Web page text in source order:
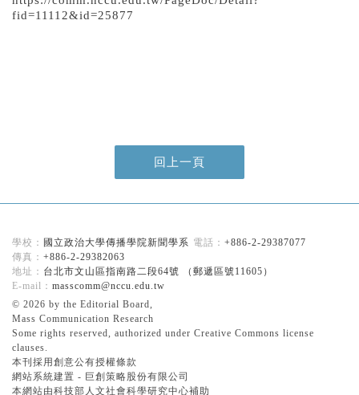
fid=11112&id=25877
回上一頁
國立政治大學傳播學院新聞學系
+886-2-29387077
+886-2-29382063
台北市文山區指南路二段64號 （郵遞區號11605）
masscomm@nccu.edu.tw
© 2026 by the Editorial Board,
Mass Communication Research
Some rights reserved, authorized under Creative Commons license
clauses.
本刊採用創意公有授權條款
網站系統建置 - 巨創策略股份有限公司
本網站由科技部人文社會科學研究中心補助